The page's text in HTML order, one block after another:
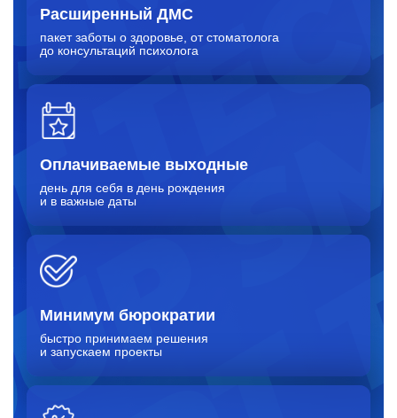
Расширенный ДМС
пакет заботы о здоровье, от стоматолога
до консультаций психолога
Оплачиваемые выходные
день для себя в день рождения
и в важные даты
Минимум бюрократии
быстро принимаем решения
и запускаем проекты